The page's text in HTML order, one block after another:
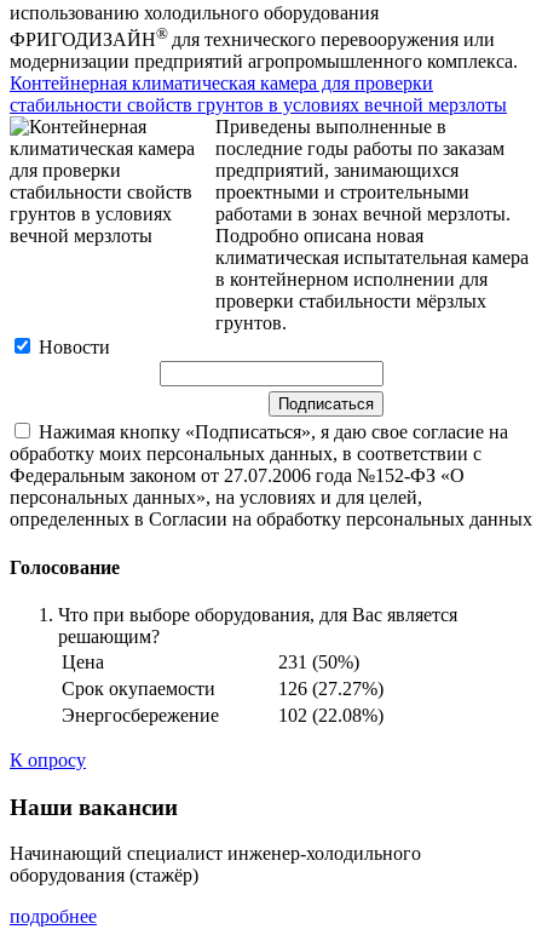
использованию холодильного оборудования
ФРИГОДИЗАЙН® для технического перевооружения или
модернизации предприятий агропромышленного комплекса.
Контейнерная климатическая камера для проверки
стабильности свойств грунтов в условиях вечной мерзлоты
Приведены выполненные в
последние годы работы по заказам
предприятий, занимающихся
проектными и строительными
работами в зонах вечной мерзлоты.
Подробно описана новая
климатическая испытательная камера
в контейнерном исполнении для
проверки стабильности мёрзлых
грунтов.
Новости
Нажимая кнопку «Подписаться», я даю свое согласие на
обработку моих персональных данных, в соответствии с
Федеральным законом от 27.07.2006 года №152-ФЗ «О
персональных данных», на условиях и для целей,
определенных в Согласии на обработку персональных данных
Голосование
Что при выборе оборудования, для Вас является
решающим?
Цена
231 (50%)
Срок окупаемости
126 (27.27%)
Энергосбережение
102 (22.08%)
К опросу
Наши вакансии
Начинающий специалист инженер-холодильного
оборудования (стажёр)
подробнее